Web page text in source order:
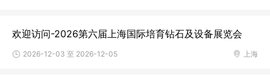
欢迎访问-2026第六届上海国际培育钻石及设备展览会
上海
2026-12-03 至 2026-12-05